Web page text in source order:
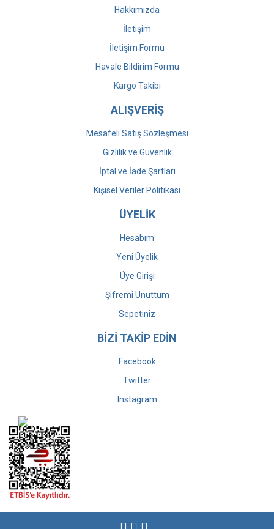
Hakkımızda
İletişim
İletişim Formu
Havale Bildirim Formu
Kargo Takibi
ALIŞVERİŞ
Mesafeli Satış Sözleşmesi
Gizlilik ve Güvenlik
İptal ve İade Şartları
Kişisel Veriler Politikası
ÜYELİK
Hesabım
Yeni Üyelik
Üye Girişi
Şifremi Unuttum
Sepetiniz
BİZİ TAKİP EDİN
Facebook
Twitter
Instagram